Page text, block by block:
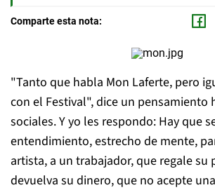
Comparte esta nota:
"Tanto que habla Mon Laferte, pero
con el Festival", dice un pensamiento
sociales. Y yo les respondo: Hay que
entendimiento, estrecho de mente,
artista, a un trabajador, que regale su
devuelva su dinero, que no acepte